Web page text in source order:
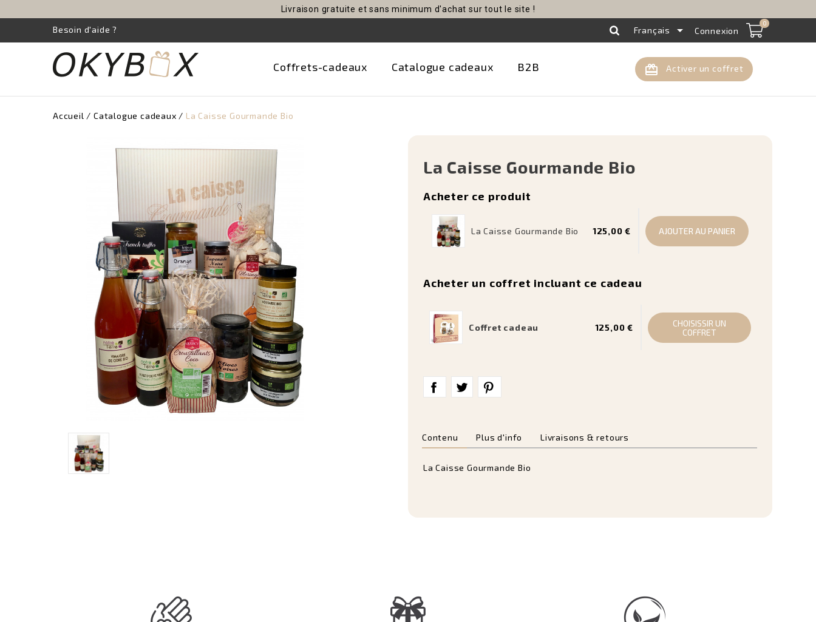
Livraison gratuite et sans minimum d'achat sur tout le site !
Besoin d'aide ? Français  Connexion
0
Coffrets-cadeaux Catalogue cadeaux B2B card_giftcard Activer un coffret
Accueil Catalogue cadeaux La Caisse Gourmande Bio
La Caisse Gourmande Bio
Acheter ce produit
La Caisse Gourmande Bio 125,00 € AJOUTER AU PANIER
Acheter un coffret incluant ce cadeau
Coffret cadeau 125,00 €
CHOISISSIR UN
COFFRET
Contenu Plus d'info Livraisons & retours
La Caisse Gourmande Bio